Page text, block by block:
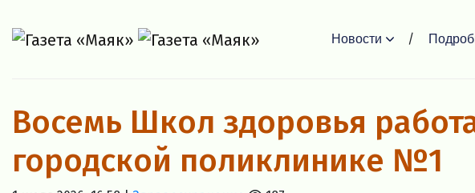
Новости
Восемь Школ здоровья
городской поликлинике №1